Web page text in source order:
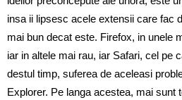
insa ii lipsesc acele extensii care fac
mai bun decat este. Firefox, in unele
iar in altele mai rau, iar Safari, cel pe
destul timp, suferea de aceleasi
Explorer. Pe langa acestea, mai sunt